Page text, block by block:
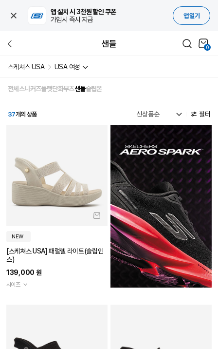
앱 설치 시 3천원 할인 쿠폰
가입시 즉시 지급
앱 열기
샌들 0
스케쳐스 USA USA 여성
전체 스니커즈플랫단화부츠샌들슬립온
37개의 상품 필터
NEW
[스케쳐스 USA] 패럴렐 라이트(슬립인
스)
139,000 원
사이즈